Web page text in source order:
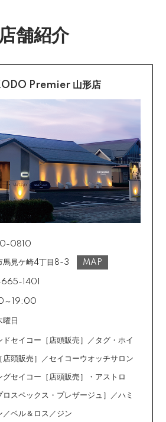
・送料の詳細はこちら
合は当方で負担いたします。返送希
、その後着払いでお送りくださ
品の詳細はこちら
割払い 【無金利で最大
ジット》
わせて、お手続き用のURLをEメ
ールにてお送りいたします。必要
手続きをお願いいたします。分割
60回の中からお選びいただきま
回も可能ですのでご希望のお客様は
お知らせください。※ショッピングク
舗紹介
Premier 山形店
0810
馬見ケ崎4丁目8-3 MAP
1401
～19:00
曜日
ドセイコー［店頭販売］／タグ・ホイ
店頭販売］／セイコーウオッチサロン
グセイコー［店頭販売］・アストロ
ロスペックス・プレザージュ］／ハミ
／ベル＆ロス／ジン